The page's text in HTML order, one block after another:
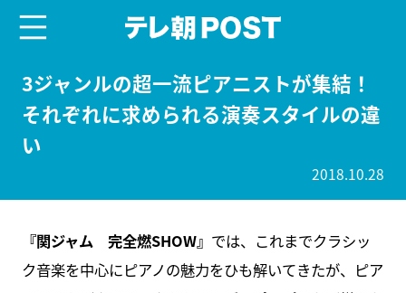
3ジャンルの超一流ピアニストが集結！
それぞれに求められる演奏スタイルの違
い
2018.10.28
『関ジャム 完全燃SHOW』 では、これまでクラシッ
ク音楽を中心にピアノの魅力をひも解いてきたが、ピア